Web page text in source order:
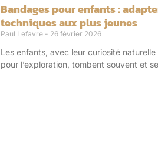
Bandages pour enfants :
techniques aux plus jeunes
Paul Lefavre 26 février 2026
Les enfants, avec leur curiosité
pour l’exploration, tombent souvent et